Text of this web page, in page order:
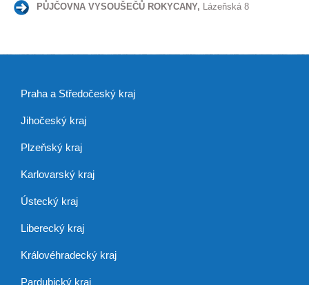
PŮJČOVNA VYSOUŠEČŮ ROKYCANY, Lázeňská 8
Praha a Středočeský kraj
Jihočeský kraj
Plzeňský kraj
Karlovarský kraj
Ústecký kraj
Liberecký kraj
Královéhradecký kraj
Pardubický kraj